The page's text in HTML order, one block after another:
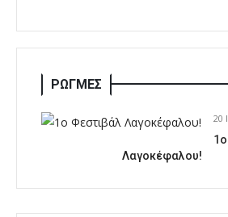
ΡΩΓΜΕΣ
20
Λαγοκέφαλου!